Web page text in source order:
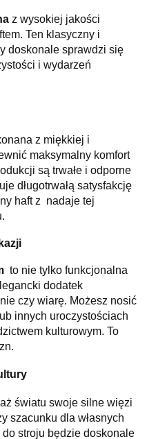
z wysokiej jakości
Ten klasyczny i
doskonale sprawdzi się
i wydarzeń
z miękkiej i
maksymalny komfort
są trwałe i odporne
długotrwałą satysfakcję
haft z nadaje tej
to nie tylko funkcjonalna
dodatek
czy wiarę. Możesz nosić
innych uroczystościach
kulturowym. To
światu swoje silne więzi
szacunku dla własnych
stroju będzie doskonale